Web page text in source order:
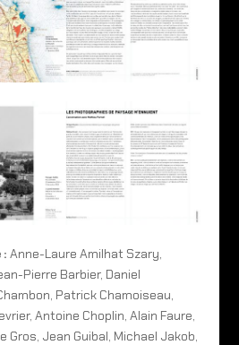
Anne-Laure Amilhat Szary,
Pierre Barbier, Daniel
Patrick Chamoiseau,
Antoine Choplin, Alain Faure,
Gros, Jean Guibal, Michael Jakob,